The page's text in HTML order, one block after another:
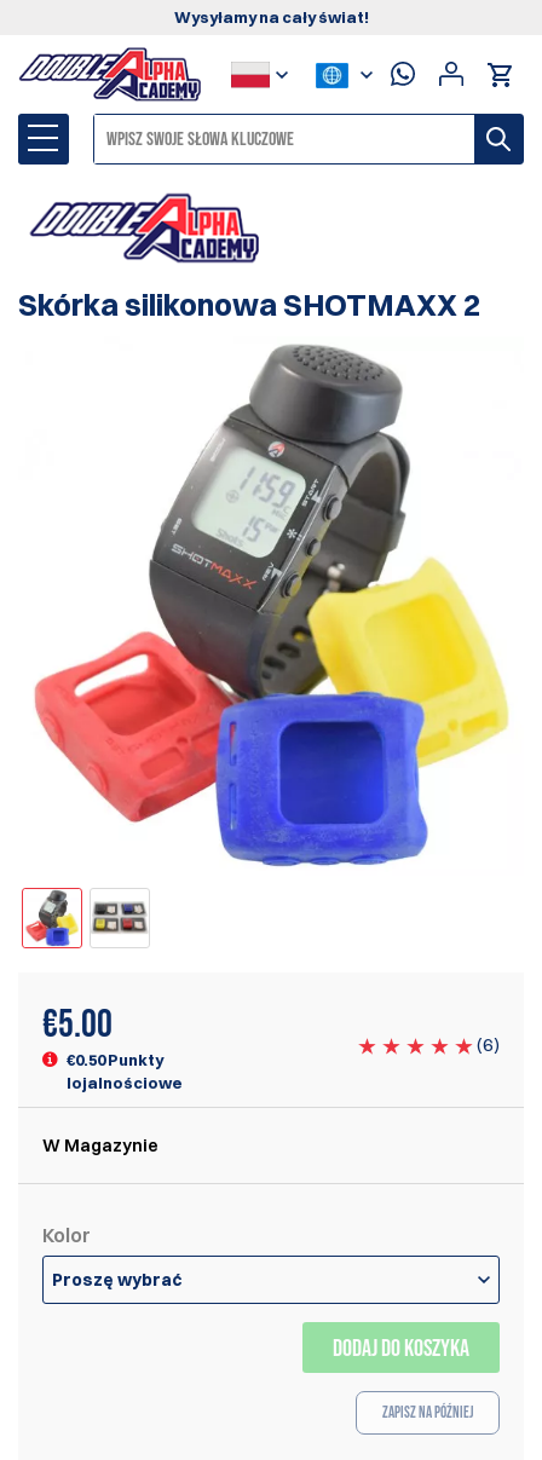
Wysyłamy na cały świat!
Skórka silikonowa SHOTMAXX 2
€5.00
€0.50 Punkty
lojalnościowe
(6)
W Magazynie
Kolor
Proszę wybrać
DODAJ DO KOSZYKA
Zapisz na później